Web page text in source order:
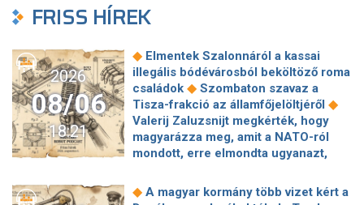
FRISS HÍREK
2026
08/06
18:21
◆ Elmentek Szalonnáról a kassai
illegális bódévárosból beköltöző roma
családok ◆ Szombaton szavaz a
Tisza-frakció az államfőjelöltjéről ◆
Valerij Zaluzsnijt megkérték, hogy
magyarázza meg, amit a NATO-ról
mondott, erre elmondta ugyanazt,
kötött szerződéseket a HM cége a
Lounge Eventtel, a miniszter
◆ A magyar kormány több vizet kért a